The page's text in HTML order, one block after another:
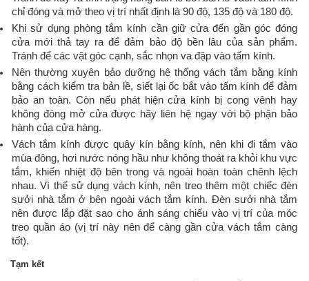
chỉ đóng và mở theo vị trí nhất định là 90 độ, 135 độ và 180 độ.
Khi sử dụng phòng tắm kính cần giữ cửa đến gần góc đóng
cửa mới thả tay ra để đảm bảo độ bền lâu của sản phẩm.
Tránh để các vật góc cạnh, sắc nhọn va đập vào tấm kính.
Nên thường xuyên bảo dưỡng hệ thống vách tắm bằng kính
bằng cách kiểm tra bản lề, siết lại ốc bắt vào tấm kính để đảm
bảo an toàn. Còn nếu phát hiện cửa kính bị cong vênh hay
không đóng mở cửa được hãy liên hệ ngay với bộ phận bảo
hành của cửa hàng.
Vách tắm kính được quây kín bằng kính, nên khi đi tắm vào
mùa đông, hơi nước nóng hầu như không thoát ra khỏi khu vực
tắm, khiến nhiệt độ bên trong và ngoài hoàn toàn chênh lệch
nhau. Vì thế sử dụng vách kính, nên treo thêm một chiếc đèn
sưởi nhà tắm ở bên ngoài vách tắm kính. Đèn sưởi nhà tắm
nên được lắp đặt sao cho ánh sáng chiếu vào vị trí của móc
treo quần áo (vị trí này nên để càng gần cửa vách tắm càng
tốt).
Tạm kết